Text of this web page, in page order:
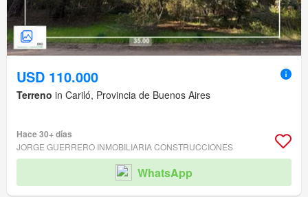
USD 110.000
Terreno in Cariló, Provincia de Buenos Aires
Hace 30+ días
JORGE GUERRERO INMOBILIARIA CONSTRUCCIONES
WhatsApp